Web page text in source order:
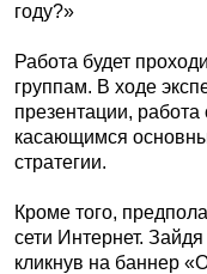
году?»
Работа будет
группам. В ходе
презентации,
касающимся
стратегии.
Кроме того,
сети Интернет.
кликнув на баннер